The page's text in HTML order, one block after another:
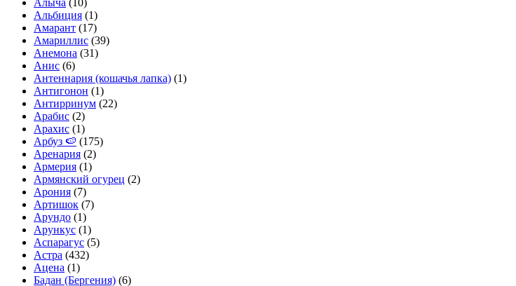
Альбиция (1)
Амарант (17)
Амариллис (39)
Анемона (31)
Анис (6)
Антеннария (кошачья лапка) (1)
Антигонон (1)
Антирринум (22)
Арабис (2)
Арахис (1)
Арбуз 🍉 (175)
Аренария (2)
Армерия (1)
Армянский огурец (2)
Арония (7)
Артишок (7)
Арундо (1)
Арункус (1)
Аспарагус (5)
Астра (432)
Ацена (1)
Бадан (Бергения) (6)